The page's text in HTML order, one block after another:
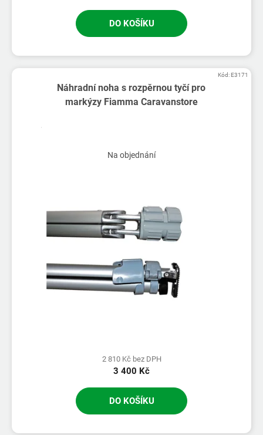
DO KOŠÍKU
Náhradní noha s rozpěrnou tyčí pro
markýzy Fiamma Caravanstore
Na objednání
2 810 Kč bez DPH
3 400 Kč
DO KOŠÍKU
Kód:E3171